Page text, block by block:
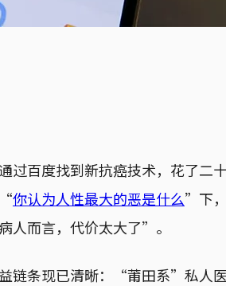
过百度找到新抗癌技术，花了二
你认为人性最大的恶是什么”下
人而言，代价太大了”。
链条现已清晰：“莆田系”私人